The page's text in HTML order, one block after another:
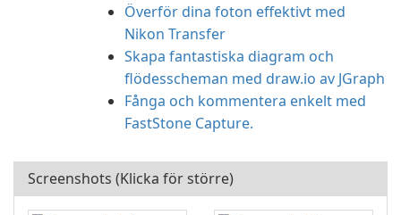
Överför dina foton effektivt med
Nikon Transfer
Skapa fantastiska diagram och
flödesscheman med draw.io av JGraph
Fånga och kommentera enkelt med
FastStone Capture.
Screenshots (Klicka för större)